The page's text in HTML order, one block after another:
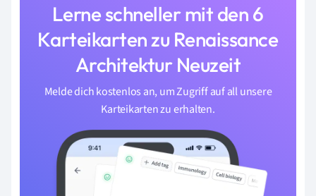
Lerne schneller mit den 6
Karteikarten zu Renaissance
Architektur Neuzeit
Melde dich kostenlos an, um Zugriff auf all unsere
Karteikarten zu erhalten.